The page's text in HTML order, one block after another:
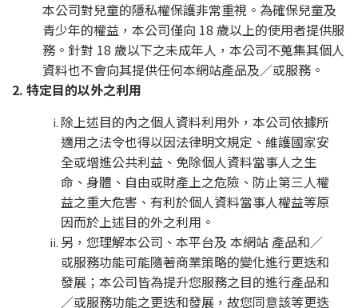
本公司對兒童的隱私權保護非常重視。為確保兒童及
青少年的權益，本公司僅向 18 歲以上的使用者提供服
務。針對 18 歲以下之未成年人，本公司不蒐集其個人
資料也不會向其提供任何本網站產品及／或服務。
2. 特定目的以外之利用
除上述目的內之個人資料利用外，本公司依據所
適用之法令也得以因法律明文規定、維護國家安
全或增進公共利益、免除個人資料當事人之生
命、身體、自由或財產上之危險、防止第三人權
益之重大危害、有利於個人資料當事人權益等原
因而於上述目的外之利用。
另，您理解本公司、本平台及 本網站 產品和／
或服務功能可能隨著商業策略的變化進行更迭和
發展；本公司皆為提升您服務之目的進行產品和
／或服務功能之更迭和發展，故您同意該等更迭